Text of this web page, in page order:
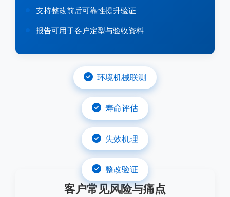
支持整改前后可靠性提升验证
报告可用于客户定型与验收资料
客户常见风险与痛点
环境机械联测
寿命评估
失效机理
整改验证